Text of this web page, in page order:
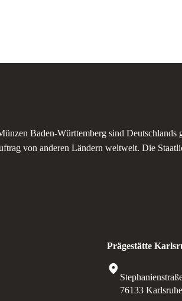
Baden-Württemberg sind
von anderen Ländern weltweit. Die
Prägestätte
76133 Karlsruhe